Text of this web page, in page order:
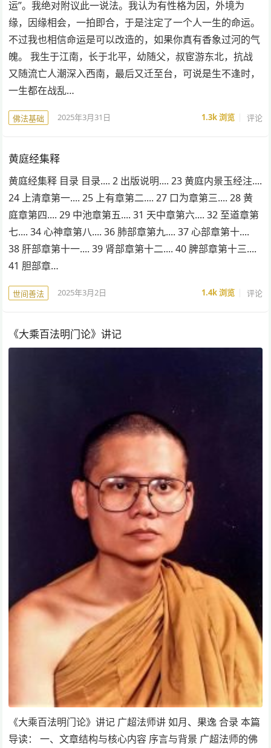
运”。我绝对附议此一说法。我认为有性格为因，外境为
缘，因缘相会，一拍即合，于是注定了一个人一生的命运。
不过我也相信命运是可以改造的，如果你真有香象过河的气
魄。 我生于江南，长于北平，幼随父，叔宦游东北，抗战
又随流亡人潮深入西南，最后又迁至台，可说是生不逢时，
一生都在战乱…
佛法基础 2025年3月31日 1.3k浏览 评论
黄庭经集释
黄庭经集释 目录 目录.... 2 出版说明.... 23 黄庭内景玉经注....
24 上清章第一.... 25 上有章第二.... 27 口为章第三.... 28 黄
庭章第四.... 29 中池章第五.... 31 天中章第六.... 32 至道章第
七.... 34 心神章第八.... 36 肺部章第九.... 37 心部章第十....
38 肝部章第十一.... 39 肾部章第十二.... 40 脾部章第十三....
41 胆部章…
世间善法 2025年3月2日 1.4k浏览 评论
《大乘百法明门论》讲记
《大乘百法明门论》讲记 广超法师讲 如月、果逸 合录 本篇
导读： 一、文章结构与核心内容 序言与背景 广超法师的佛